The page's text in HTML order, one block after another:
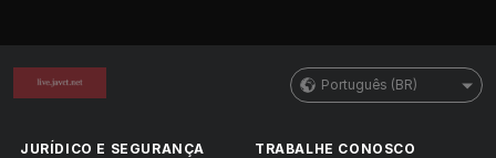
Português (BR)
JURÍDICO E SEGURANÇA TRABALHE CONOSCO